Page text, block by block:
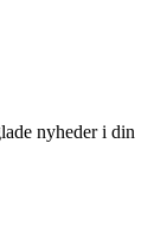
nyheder i din